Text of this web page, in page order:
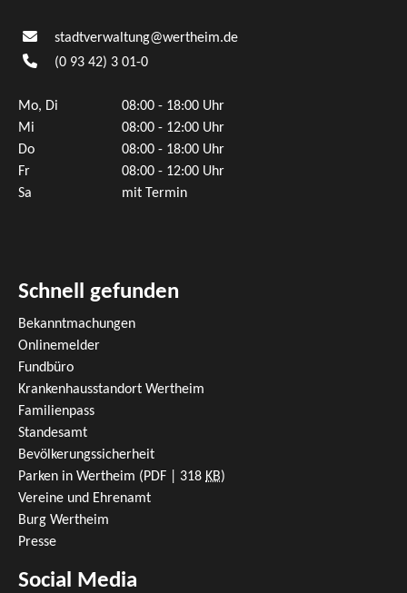
stadtverwaltung@wertheim.de
(0 93 42) 3 01-0
Mo, Di
08:00 - 18:00 Uhr
Mi
08:00 - 12:00 Uhr
Do
08:00 - 18:00 Uhr
Fr
08:00 - 12:00 Uhr
Sa
mit Termin
Schnell gefunden
Bekanntmachungen
Onlinemelder
Fundbüro
Krankenhausstandort Wertheim
Familienpass
Standesamt
Bevölkerungssicherheit
Parken in Wertheim (PDF | 318 KB)
Vereine und Ehrenamt
Burg Wertheim
Presse
Social Media